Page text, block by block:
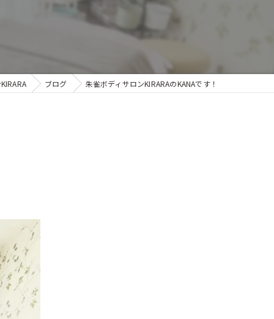
ブログ 朱雀ボディサロンKIRARAのKANAです！